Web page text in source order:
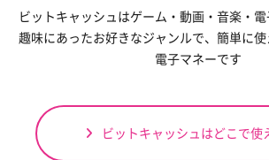
ビットキャッシュはゲーム・動画・音楽・
趣味にあったお好きなジャンルで、 簡単に
電子マネーです
ビットキャッシュはどこで使